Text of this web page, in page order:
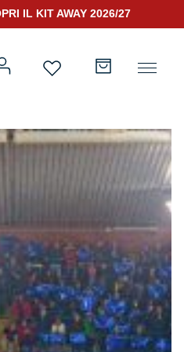
IL KIT AWAY 2026/27